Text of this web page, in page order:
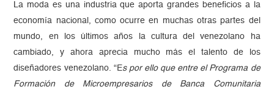
La moda es una industria que aporta grandes beneficios a la
economía nacional, como ocurre en muchas otras partes del
mundo, en los últimos años la cultura del venezolano ha
cambiado, y ahora aprecia mucho más el talento de los
diseñadores venezolano. “Es por ello que entre el Programa de
Formación de Microempresarios de Banca Comunitaria